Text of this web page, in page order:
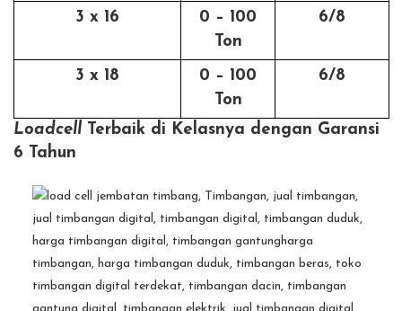
3 x 16
0 – 100
Ton
6/8
3 x 18
0 – 100
Ton
6/8
Loadcell Terbaik di Kelasnya dengan Garansi
6 Tahun